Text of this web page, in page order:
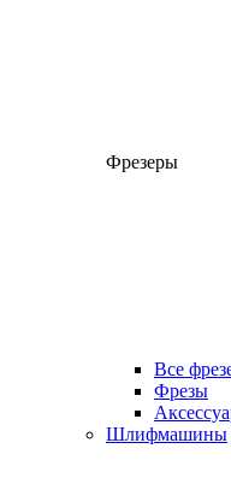
Фрезеры
Все
Фрезы
Шлифмашины